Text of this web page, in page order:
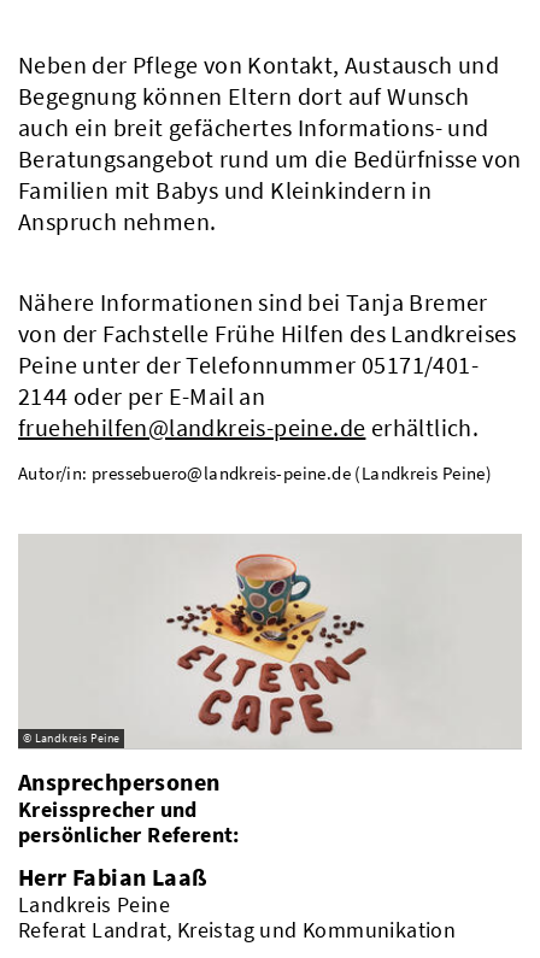
Neben der Pflege von Kontakt, Austausch und
Begegnung können Eltern dort auf Wunsch
auch ein breit gefächertes Informations- und
Beratungsangebot rund um die Bedürfnisse von
Familien mit Babys und Kleinkindern in
Anspruch nehmen.
Nähere Informationen sind bei Tanja Bremer
von der Fachstelle Frühe Hilfen des Landkreises
Peine unter der Telefonnummer 05171/401-
2144 oder per E-Mail an
fruehehilfen@landkreis-peine.de erhältlich.
Autor/in: pressebuero@landkreis-peine.de (Landkreis Peine)
© Landkreis Peine
Ansprechpersonen
Kreissprecher und
persönlicher Referent:
Herr Fabian Laaß
Landkreis Peine
Referat Landrat, Kreistag und Kommunikation